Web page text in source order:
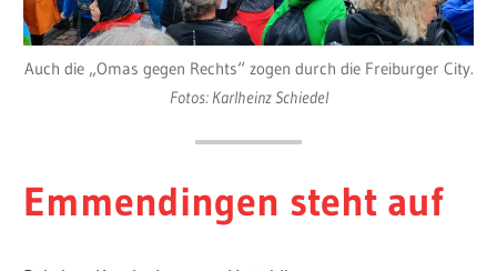
Auch die „Omas gegen Rechts“ zogen durch die Freiburger City.
Fotos: Karlheinz Schiedel
Emmendingen steht auf